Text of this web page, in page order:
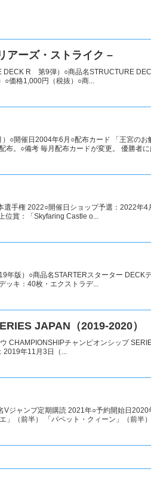
アーズ・ストライク –
DECK R 第9弾）○商品名STRUCTURE
○価格1,000円（税抜）○商...
○開催日2004年6月○配布カード 「王宮の
布。○備考 毎月配布カードが変更。 優勝者
選手権 2022○開催日ショップ予選：2022年
位賞：「Skyfaring Castle o...
版）○商品名STARTERスターター DECK
ッキ：40枚・エクストラデ...
JAPAN（2019-2020）
CHAMPIONSHIPチャンピオンシップ
2019年11月3日（...
ジャンプ定期購読 2021年○予約開始日
」（前半） 「パペット・クィーン」（前半